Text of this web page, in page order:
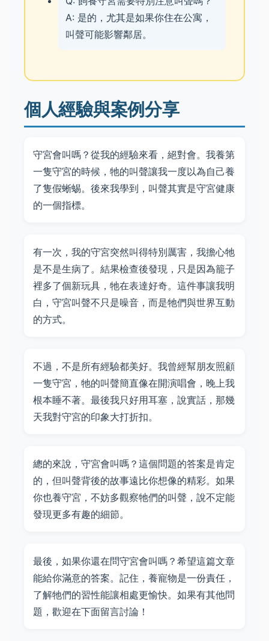
A: 是的，尤其是如果你住在公寓，
叫聲可能影響鄰居。
個人經驗與案例分享
守宮會叫嗎？從我的經驗來看，絕對會。我養第
一隻守宮的時候，牠的叫聲讓我一度以為自己養
了隻假蜥蜴。後來我學到，叫聲其實是守宮健康
的一個指標。
有一次，我的守宮突然叫得特別厲害，我擔心牠
是不是生病了。結果檢查後發現，只是因為籠子
裡多了個新玩具，牠在表達好奇。這件事讓我明
白，守宮叫聲不只是噪音，而是牠們與世界互動
的方式。
不過，不是所有經驗都美好。我曾經幫朋友照顧
一隻守宮，牠的叫聲簡直像在開演唱會，晚上我
根本睡不著。最後我只好用耳塞，說實話，那幾
天我對守宮的印象大打折扣。
總的來說，守宮會叫嗎？這個問題的答案是肯定
的，但叫聲背後的故事遠比你想像的精彩。如果
你也養守宮，不妨多觀察牠們的叫聲，說不定能
發現更多有趣的細節。
最後，如果你還在問守宮會叫嗎？希望這篇文章
能給你滿意的答案。記住，養寵物是一份責任，
了解牠們的習性能讓相處更愉快。如果有其他問
題，歡迎在下面留言討論！